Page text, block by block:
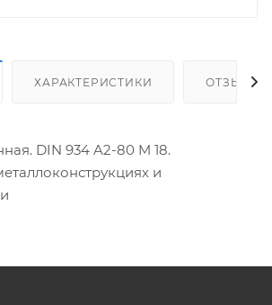
ХАРАКТЕРИСТИКИ ОТЗЫВЫ
DIN 934 A2-80 M 18.
и